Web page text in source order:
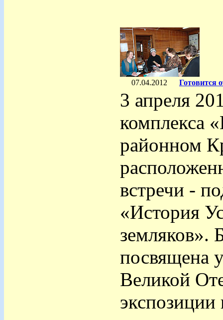
07.04.2012 Готовится
3 апреля
комплекса
районном
встречи -
«История
земляков».
посвящена
Великой
экспозиции